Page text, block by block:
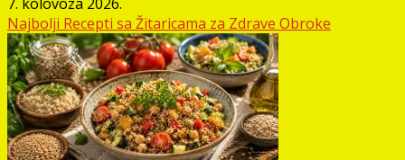
Najbolji Recepti sa Žitaricama za Zdrave Obroke